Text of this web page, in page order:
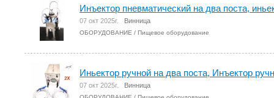
Инъектор пневматический на два поста,
07 окт 2025г. Винница
ОБОРУДОВАНИЕ / Пищевое оборудование
Иньектор ручной на два поста, Инъектор
07 окт 2025г. Винница